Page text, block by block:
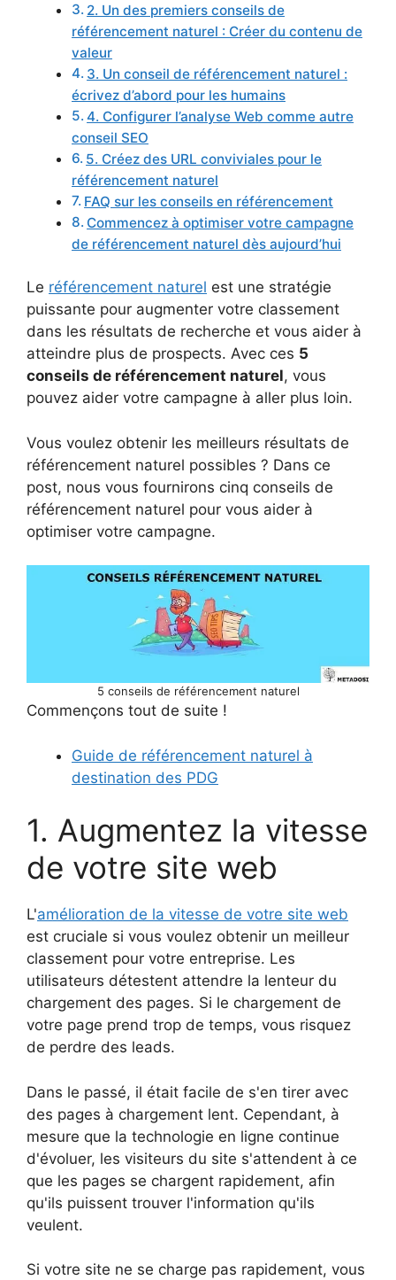
2. Un des premiers conseils de
référencement naturel : Créer du contenu de
valeur
3. Un conseil de référencement naturel :
écrivez d’abord pour les humains
4. Configurer l’analyse Web comme autre
conseil SEO
5. Créez des URL conviviales pour le
référencement naturel
FAQ sur les conseils en référencement
Commencez à optimiser votre campagne
de référencement naturel dès aujourd’hui
Le référencement naturel est une stratégie
puissante pour augmenter votre classement
dans les résultats de recherche et vous aider à
atteindre plus de prospects. Avec ces 5
conseils de référencement naturel, vous
pouvez aider votre campagne à aller plus loin.
Vous voulez obtenir les meilleurs résultats de
référencement naturel possibles ? Dans ce
post, nous vous fournirons cinq conseils de
référencement naturel pour vous aider à
optimiser votre campagne.
5 conseils de référencement naturel
Commençons tout de suite !
Guide de référencement naturel à
destination des PDG
1. Augmentez la vitesse
de votre site web
L'amélioration de la vitesse de votre site web
est cruciale si vous voulez obtenir un meilleur
classement pour votre entreprise. Les
utilisateurs détestent attendre la lenteur du
chargement des pages. Si le chargement de
votre page prend trop de temps, vous risquez
de perdre des leads.
Dans le passé, il était facile de s'en tirer avec
des pages à chargement lent. Cependant, à
mesure que la technologie en ligne continue
d'évoluer, les visiteurs du site s'attendent à ce
que les pages se chargent rapidement, afin
qu'ils puissent trouver l'information qu'ils
veulent.
Si votre site ne se charge pas rapidement, vous